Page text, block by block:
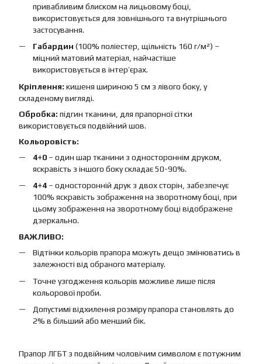
привабливим блиском на лицьовому боці,
використовується для зовнішнього та внутрішнього
застосування.
Габардин (100% поліестер, щільність 160 г/м²) –
міцний матовий матеріал, найчастіше
використовується в інтер’єрах.
Кріплення: кишеня шириною 5 см з лівого боку, у
складеному вигляді.
Обробка: підгин тканини, для прапорної сітки
використовується подвійний шов.
Кольоровість:
4+0 – один шар тканини з одностороннім друком,
яскравість з іншого боку складає 50-90%.
4+4 – односторонній друк з двох сторін, забезпечує
100% яскравість зображення на зворотному боці, при
цьому зображення на зворотному боці відображене
дзеркально.
ВАЖЛИВО:
Відтінки кольорів прапора можуть дещо змінюватись в
залежності від обраного матеріалу.
Точне узгодження кольорів можливе лише після
кольорової проби.
Допустимі відхилення розміру прапора становлять до
2% в більший або менший бік.
Прапор ЛГБТ з подвійним чоловічим символом є потужним